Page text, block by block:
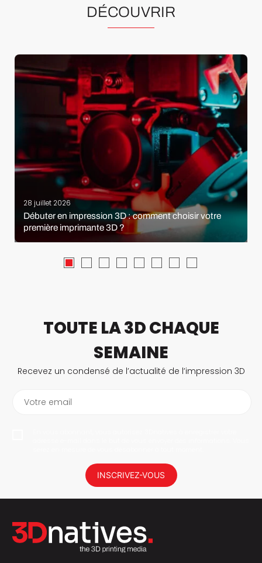
DÉCOUVRIR
28 juillet 2026
Débuter en impression 3D : comment choisir votre
première imprimante 3D ?
TOUTE LA 3D CHAQUE
SEMAINE
Recevez un condensé de l’actualité de l’impression 3D
Votre email
INSCRIVEZ-VOUS